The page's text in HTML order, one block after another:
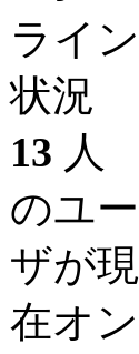
ライン
状況
13 人
のユー
ザが現
在オン